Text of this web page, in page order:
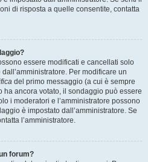
di risposta a quelle consentite, contatta
essere modificati e cancellati solo
Per modificare un
del primo messaggio (a cui è sempre
ancora votato, il sondaggio può essere
i moderatori e l’amministratore possono
è impostato dall’amministratore. Se
l’amministratore.
forum?